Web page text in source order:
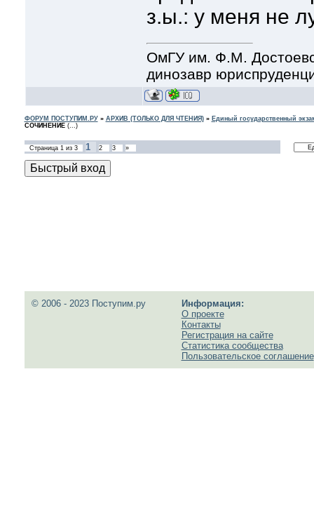
з.ы.: у меня не
ОмГУ им. Ф.М.
динозавр
ФОРУМ ПОСТУПИМ.РУ» АРХИВ (ТОЛЬКО ДЛЯ ЧТЕНИЯ)» Единый государственный
СОЧИНЕНИЕ (...)
Страница 1из 3 1 2 3 »
© 2006 - 2023 Поступим.ру
Информация:
О проекте
Контакты
Регистрация на сайте
Статистика сообщества
Пользовательское соглашение